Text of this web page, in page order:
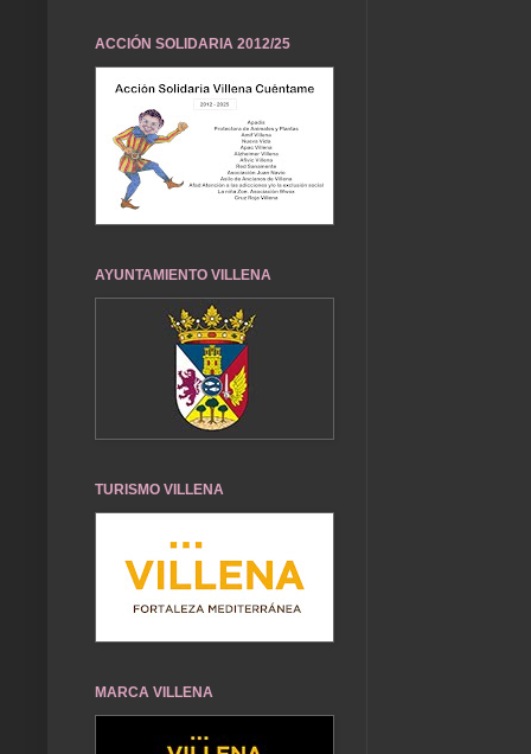
ACCIÓN SOLIDARIA 2012/25
AYUNTAMIENTO VILLENA
TURISMO VILLENA
MARCA VILLENA